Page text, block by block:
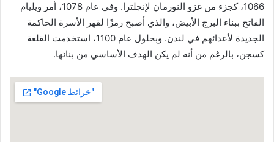
1066، كجزء من غزو النورمان لإنجلترا. وفي عام 1078، أمر ويليام
الفاتح ببناء البرج الأبيض، والذي أصبح رمزًا لقهر الأسرة الحاكمة
الجديدة لأعدائهم في لندن. وبحلول عام 1100، استخدمت القلعة
كسجن، بالرغم من أنه لم يكن الهدف الأساسي من بنائها.